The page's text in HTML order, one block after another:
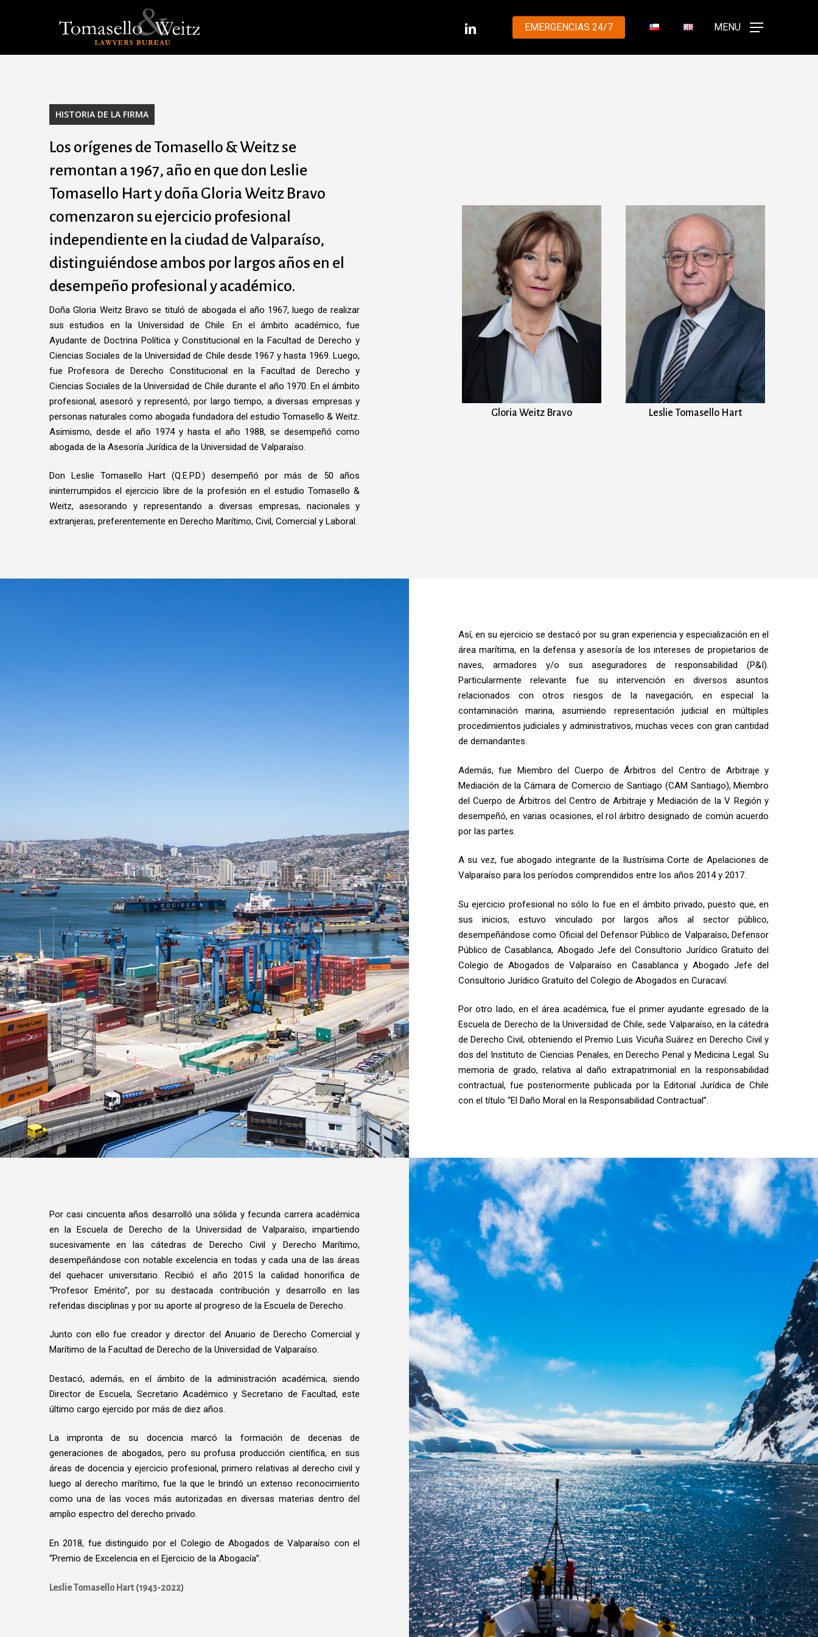
content
EMERGENCIAS 24/7 MENU
LINKEDIN
HISTORIA DE LA FIRMA
Los orígenes de Tomasello & Weitz se
remontan a 1967, año en que don Leslie
Tomasello Hart y doña Gloria Weitz Bravo
comenzaron su ejercicio profesional
independiente en la ciudad de Valparaíso,
distinguiéndose ambos por largos años en el
desempeño profesional y académico.
Doña Gloria Weitz Bravo se tituló de abogada el año 1967, luego de realizar
sus estudios en la Universidad de Chile. En el ámbito académico, fue
Ayudante de Doctrina Política y Constitucional en la Facultad de Derecho y
Ciencias Sociales de la Universidad de Chile desde 1967 y hasta 1969. Luego,
fue Profesora de Derecho Constitucional en la Facultad de Derecho y
Ciencias Sociales de la Universidad de Chile durante el año 1970. En el ámbito
profesional, asesoró y representó, por largo tiempo, a diversas empresas y
personas naturales como abogada fundadora del estudio Tomasello & Weitz.
Asimismo, desde el año 1974 y hasta el año 1988, se desempeñó como
abogada de la Asesoría Jurídica de la Universidad de Valparaíso.
Don Leslie Tomasello Hart (Q.E.P.D.) desempeñó por más de 50 años
ininterrumpidos el ejercicio libre de la profesión en el estudio Tomasello &
Weitz, asesorando y representando a diversas empresas, nacionales y
extranjeras, preferentemente en Derecho Marítimo, Civil, Comercial y Laboral.
Gloria Weitz Bravo Leslie Tomasello Hart
Así, en su ejercicio se destacó por su gran experiencia y especialización en el
área marítima, en la defensa y asesoría de los intereses de propietarios de
naves, armadores y/o sus aseguradores de responsabilidad (P&I).
Particularmente relevante fue su intervención en diversos asuntos
relacionados con otros riesgos de la navegación, en especial la
contaminación marina, asumiendo representación judicial en múltiples
procedimientos judiciales y administrativos, muchas veces con gran cantidad
de demandantes.
Además, fue Miembro del Cuerpo de Árbitros del Centro de Arbitraje y
Mediación de la Cámara de Comercio de Santiago (CAM Santiago), Miembro
del Cuerpo de Árbitros del Centro de Arbitraje y Mediación de la V Región y
desempeñó, en varias ocasiones, el rol árbitro designado de común acuerdo
por las partes.
A su vez, fue abogado integrante de la Ilustrísima Corte de Apelaciones de
Valparaíso para los períodos comprendidos entre los años 2014 y 2017.
Su ejercicio profesional no sólo lo fue en el ámbito privado, puesto que, en
sus inicios, estuvo vinculado por largos años al sector público,
desempeñándose como Oficial del Defensor Público de Valparaíso, Defensor
Público de Casablanca, Abogado Jefe del Consultorio Jurídico Gratuito del
Colegio de Abogados de Valparaíso en Casablanca y Abogado Jefe del
Consultorio Jurídico Gratuito del Colegio de Abogados en Curacaví.
Por otro lado, en el área académica, fue el primer ayudante egresado de la
Escuela de Derecho de la Universidad de Chile, sede Valparaíso, en la cátedra
de Derecho Civil, obteniendo el Premio Luis Vicuña Suárez en Derecho Civil y
dos del Instituto de Ciencias Penales, en Derecho Penal y Medicina Legal. Su
memoria de grado, relativa al daño extrapatrimonial en la responsabilidad
contractual, fue posteriormente publicada por la Editorial Jurídica de Chile
con el título “El Daño Moral en la Responsabilidad Contractual”.
Por casi cincuenta años desarrolló una sólida y fecunda carrera académica
en la Escuela de Derecho de la Universidad de Valparaíso, impartiendo
sucesivamente en las cátedras de Derecho Civil y Derecho Marítimo,
desempeñándose con notable excelencia en todas y cada una de las áreas
del quehacer universitario. Recibió el año 2015 la calidad honorífica de
“Profesor Emérito”, por su destacada contribución y desarrollo en las
referidas disciplinas y por su aporte al progreso de la Escuela de Derecho.
Junto con ello fue creador y director del Anuario de Derecho Comercial y
Marítimo de la Facultad de Derecho de la Universidad de Valparaíso.
Destacó, además, en el ámbito de la administración académica, siendo
Director de Escuela, Secretario Académico y Secretario de Facultad, este
último cargo ejercido por más de diez años.
La impronta de su docencia marcó la formación de decenas de
generaciones de abogados, pero su profusa producción científica, en sus
áreas de docencia y ejercicio profesional, primero relativas al derecho civil y
luego al derecho marítimo, fue la que le brindó un extenso reconocimiento
como una de las voces más autorizadas en diversas materias dentro del
amplio espectro del derecho privado.
En 2018, fue distinguido por el Colegio de Abogados de Valparaíso con el
“Premio de Excelencia en el Ejercicio de la Abogacía”.
Leslie Tomasello Hart (1943-2022)